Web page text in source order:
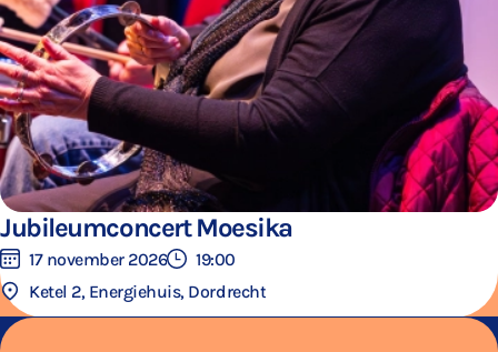
Jubileumconcert Moesika
17 november 2026
19:00
Ketel 2, Energiehuis, Dordrecht